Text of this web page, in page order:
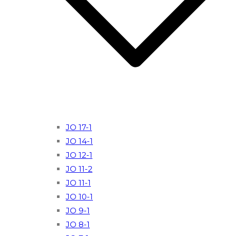
JO 17-1
JO 14-1
JO 12-1
JO 11-2
JO 11-1
JO 10-1
JO 9-1
JO 8-1